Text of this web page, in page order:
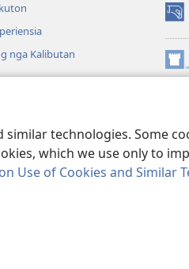
technologies. Some
which we use only to
Use of Cookies and Similar
nga Kalibutan
new